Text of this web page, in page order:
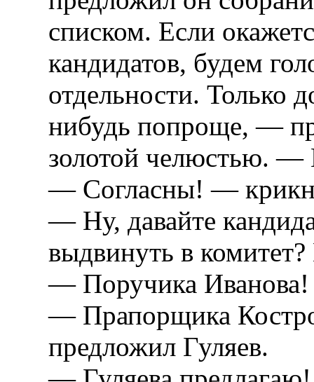
списком. Если
кандидатов, будем
отдельности. Только
нибудь попроще, —
золотой челюстью. —
— Согласны! —
— Ну, давайте
выдвинуть в
— Поручика
— Прапорщика
предложил Гуляев.